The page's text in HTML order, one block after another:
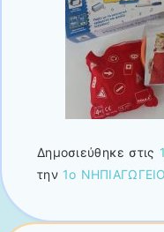
Δημοσιεύθηκε στις
την 1ο